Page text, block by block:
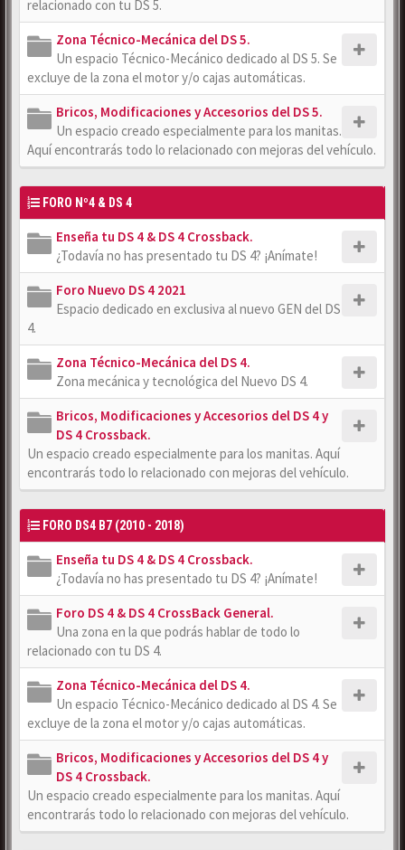
relacionado con tu DS 5.
Zona Técnico-Mecánica del DS 5.
Un espacio Técnico-Mecánico dedicado al DS 5. Se
excluye de la zona el motor y/o cajas automáticas.
Bricos, Modificaciones y Accesorios del DS 5.
Un espacio creado especialmente para los manitas.
Aquí encontrarás todo lo relacionado con mejoras del vehículo.
FORO Nº4 & DS 4
Enseña tu DS 4 & DS 4 Crossback.
¿Todavía no has presentado tu DS 4? ¡Anímate!
Foro Nuevo DS 4 2021
Espacio dedicado en exclusiva al nuevo GEN del DS
4.
Zona Técnico-Mecánica del DS 4.
Zona mecánica y tecnológica del Nuevo DS 4.
Bricos, Modificaciones y Accesorios del DS 4 y
DS 4 Crossback.
Un espacio creado especialmente para los manitas. Aquí
encontrarás todo lo relacionado con mejoras del vehículo.
FORO DS4 B7 (2010 - 2018)
Enseña tu DS 4 & DS 4 Crossback.
¿Todavía no has presentado tu DS 4? ¡Anímate!
Foro DS 4 & DS 4 CrossBack General.
Una zona en la que podrás hablar de todo lo
relacionado con tu DS 4.
Zona Técnico-Mecánica del DS 4.
Un espacio Técnico-Mecánico dedicado al DS 4. Se
excluye de la zona el motor y/o cajas automáticas.
Bricos, Modificaciones y Accesorios del DS 4 y
DS 4 Crossback.
Un espacio creado especialmente para los manitas. Aquí
encontrarás todo lo relacionado con mejoras del vehículo.